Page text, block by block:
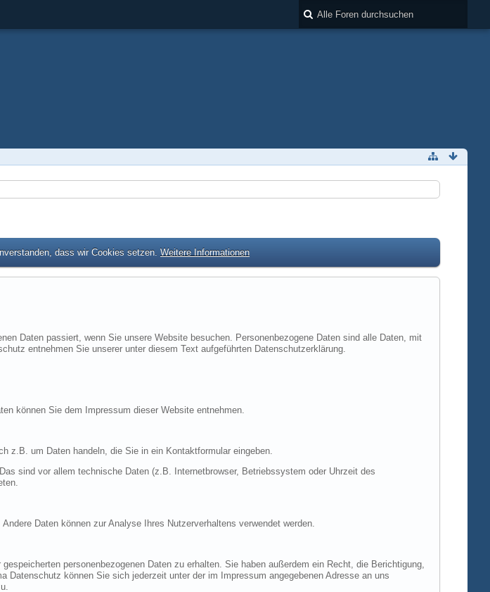
dass wir Cookies setzen. Weitere Informationen
Daten passiert, wenn Sie unsere Website besuchen. Personenbezogene Daten sind alle Daten, mit
entnehmen Sie unserer unter diesem Text aufgeführten Datenschutzerklärung.
können Sie dem Impressum dieser Website entnehmen.
z.B. um Daten handeln, die Sie in ein Kontaktformular eingeben.
sind vor allem technische Daten (z.B. Internetbrowser, Betriebssystem oder Uhrzeit des
Daten können zur Analyse Ihres Nutzerverhaltens verwendet werden.
personenbezogenen Daten zu erhalten. Sie haben außerdem ein Recht, die Berichtigung,
können Sie sich jederzeit unter der im Impressum angegebenen Adresse an uns